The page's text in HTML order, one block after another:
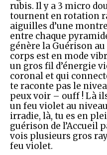
rubis. Il y a 3 micro
tournent en rotation
aiguilles d’une
entre chaque
génère la Guérison
corps est en mode
un gros fil d’énergie
coronal et qui
te raconte pas le
peux voir – ouff ! Là
un feu violet au
irradie, là, tu es en
guérison de l’Accueil
vois plusieurs gros
feu violet.